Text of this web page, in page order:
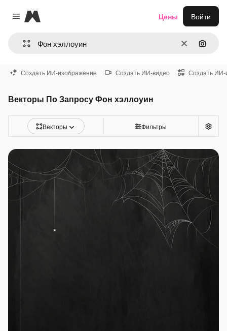
Close menu
Magnific
ОчиститьПоиск
Цены Войти
Создать ИИ-изображение Создать ИИ-видео Создать ИИ-
Векторы По Запросу Фон хэллоуин
Векторы Фильтры